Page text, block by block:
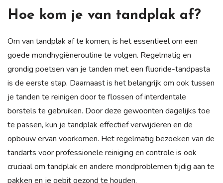
Hoe kom je van tandplak af?
Om van tandplak af te komen, is het essentieel om een
goede mondhygiëneroutine te volgen. Regelmatig en
grondig poetsen van je tanden met een fluoride-tandpasta
is de eerste stap. Daarnaast is het belangrijk om ook tussen
je tanden te reinigen door te flossen of interdentale
borstels te gebruiken. Door deze gewoonten dagelijks toe
te passen, kun je tandplak effectief verwijderen en de
opbouw ervan voorkomen. Het regelmatig bezoeken van de
tandarts voor professionele reiniging en controle is ook
cruciaal om tandplak en andere mondproblemen tijdig aan te
pakken en je gebit gezond te houden.